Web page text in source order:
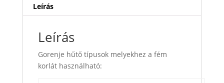
Leírás
Leírás
Gorenje hűtő típusok melyekhez a fém
korlát használható: